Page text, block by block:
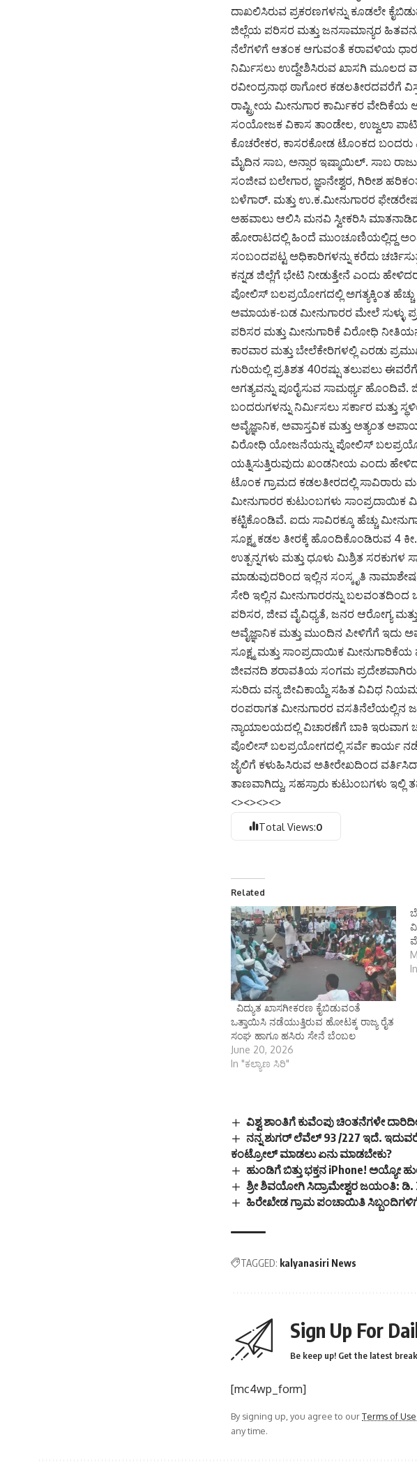
ದಾಖಲಿಸಿರುವ ಪ್ರಕರಣಗಳನ್ನು ಕೂಡಲೇ
ಜಿಲ್ಲೆಯ ಪರಿಸರ ಮತ್ತು ಜನಸಾಮಾನ್ಯರ
ನೆಲೆಗಳಿಗೆ ಆತಂಕ ಆಗುವಂತೆ ಕರಾವಳಿಯ
ನಿರ್ಮಿಸಲು ಉದ್ದೇಶಿಸಿರುವ ಖಾಸಗಿ ಮೂಲದ
ರವೀಂದ್ರನಾಥ ಠಾಗೋರ ಕಡಲತೀರದವರೆಗೆ
ರಾಷ್ಟ್ರೀಯ ಮೀನುಗಾರ ಕಾರ್ಮಿಕರ ವೇದಿಕೆಯ
ಸಂಯೋಜಕ ವಿಕಾಸ ತಾಂಡೇಲ, ಉಜ್ವಲಾ
ಕೊಚರೇಕರ, ಕಾಸರಕೋಡ ಟೊಂಕದ
ಮೈದಿನ ಸಾಬ, ಅನ್ಸಾರ ಇಷ್ಮಾಯಿಲ್. ಸಾಬ
ಸಂಜೀವ ಬಲೇಗಾರ, ಜ್ಞಾನೇಶ್ವರ, ಗಿರೀಶ
ಬಳೆಗಾರ್. ಮತ್ತು ಉ.ಕ.ಮೀನುಗಾರರ
ಅಹವಾಲು ಆಲಿಸಿ ಮನವಿ ಸ್ವೀಕರಿಸಿ
ಹೋರಾಟದಲ್ಲಿ ಹಿಂದೆ ಮುಂಚೂಣಿಯಲ್ಲಿದ್ದ
ಸಂಬಂದಪಟ್ಟ ಅಧಿಕಾರಿಗಳನ್ನು ಕರೆದು
ಕನ್ನಡ ಜಿಲ್ಲೆಗೆ ಭೇಟಿ ನೀಡುತ್ತೇನೆ ಎಂದು
ಪೋಲಿಸ್ ಬಲಪ್ರಯೋಗದಲ್ಲಿ ಅಗತ್ಯಕ್ಕಿಂತ
ಅಮಾಯಕ-ಬಡ ಮೀನುಗಾರರ ಮೇಲೆ ಸುಳ್ಳು
ಪರಿಸರ ಮತ್ತು ಮೀನುಗಾರಿಕೆ ವಿರೋಧಿ
ಕಾರವಾರ ಮತ್ತು ಬೇಲೆಕೇರಿಗಳಲ್ಲಿ ಎರಡು
ಗುರಿಯಲ್ಲಿ ಪ್ರತಿಶತ 40ರಷ್ಷು ತಲುಪಲು
ಅಗತ್ಯವನ್ನು ಪೂರೈಸುವ ಸಾಮರ್ಥ್ಯ ಹೊಂದಿವೆ.
ಬಂದರುಗಳನ್ನು ನಿರ್ಮಿಸಲು ಸರ್ಕಾರ ಮತ್ತು
ಅವೈಜ್ಞಾನಿಕ, ಅವಾಸ್ತವಿಕ ಮತ್ತು ಅತ್ಯಂತ
ವಿರೋಧಿ ಯೋಜನೆಯನ್ನು ಪೋಲಿಸ್
ಯತ್ನಿಸುತ್ತಿರುವುದು ಖಂಡನೀಯ ಎಂದು
ಟೊಂಕ ಗ್ರಾಮದ ಕಡಲತೀರದಲ್ಲಿ ಸಾವಿರಾರು
ಮೀನುಗಾರರ ಕುಟುಂಬಗಳು ಸಾಂಪ್ರದಾಯಿಕ
ಕಟ್ಟಿಕೊಂಡಿವೆ. ಐದು ಸಾವಿರಕ್ಕೂ ಹೆಚ್ಚು
ಸೂಕ್ಷ್ಮ ಕಡಲ ತೀರಕ್ಕೆ ಹೊಂದಿಕೊಂಡಿರುವ
ಉತ್ಪನ್ನಗಳು ಮತ್ತು ಧೂಳು ಮಿಶ್ರಿತ
ಮಾಡುವುದರಿಂದ ಇಲ್ಲಿನ ಸಂಸ್ಕೃತಿ
ಸೇರಿ ಇಲ್ಲಿನ ಮೀನುಗಾರರನ್ನು ಬಲವಂತದಿಂದ
ಪರಿಸರ, ಜೀವ ವೈವಿಧ್ಯತೆ, ಜನರ ಆರೋಗ್ಯ
ಅವೈಜ್ಞಾನಿಕ ಮತ್ತು ಮುಂದಿನ ಪೀಳಿಗೆಗೆ ಇದು
ಸೂಕ್ಷ್ಮ ಮತ್ತು ಸಾಂಪ್ರದಾಯಿಕ
ಜೀವನದಿ ಶರಾವತಿಯ ಸಂಗಮ ಪ್ರದೇಶವಾಗಿರುವ
ಸುರಿದು ವನ್ಯ ಜೀವಿಕಾಯ್ದೆ ಸಹಿತ ವಿವಿಧ
ರಂಪರಾಗತ ಮೀನುಗಾರರ ವಸತಿನೆಲೆಯಲ್ಲಿನ
ನ್ಯಾಯಾಲಯದಲ್ಲಿ ವಿಚಾರಣೆಗೆ ಬಾಕಿ ಇರುವಾಗ
ಪೊಲೀಸ್ ಬಲಪ್ರಯೋಗದಲ್ಲಿ ಸರ್ವೆ ಕಾರ್ಯ
ಜೈಲಿಗೆ ಕಳುಹಿಸಿರುವ ಅತೀರೇಖದಿಂದ
ತಾಣವಾಗಿದ್ದು, ಸಹಸ್ರಾರು ಕುಟುಂಬಗಳು
<><><><>
Total Views:0
Related
ವಿದ್ಯುತ ಖಾಸಗೀಕರಣ ಕೈಬಿಡುವಂತೆ
ಒತ್ತಾಯಿಸಿ ನಡೆಯುತ್ತಿರುವ ಹೋಟಕ್ಕ ರಾಜ್ಯ ರೈತ
ಸಂಘ ಹಾಗೂ ಹಸಿರು ಸೇನೆ ಬೆಂಬಲ
June 20, 2026
In "ಕಲ್ಯಾಣ ಸಿರಿ"
ವಿಶ್ವ ಶಾಂತಿಗೆ ಕುವೆಂಪು ಚಿಂತನೆಗಳೇ
ನನ್ನ ಶುಗರ್ ಲೆವೆಲ್ 93 /227 ಇದೆ.
ಕಂಟ್ರೋಲ್ ಮಾಡಲು ಏನು ಮಾಡಬೇಕು?
ಹುಂಡಿಗೆ ಬಿತ್ತು ಭಕ್ತನ iPhone! ಅಯ್ಯೋ
ಶ್ರೀ ಶಿವಯೋಗಿ ಸಿದ್ರಾಮೇಶ್ವರ ಜಯಂತಿ:
ಹಿರೇಖೇಡ ಗ್ರಾಮ ಪಂಚಾಯಿತಿ
TAGGED: kalyanasiri News
Sign Up For
Be keep up! Get the latest
[mc4wp_form]
By signing up, you agree to ourTerms of Use
any time.